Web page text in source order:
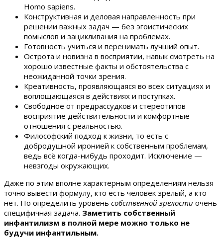
Homo sapiens.
Конструктивная и деловая направленность при
решении важных задач — без эгоистических
помыслов и зацикливания на проблемах.
Готовность учиться и перенимать лучший опыт.
Острота и новизна в восприятии, навык смотреть на
хорошо известные факты и обстоятельства с
неожиданной точки зрения.
Креативность, проявляющаяся во всех ситуациях и
воплощающаяся в действиях и поступках.
Свободное от предрассудков и стереотипов
восприятие действительности и комфортные
отношения с реальностью.
Философский подход к жизни, то есть с
добродушной иронией к собственным проблемам,
ведь всё когда-нибудь проходит. Исключение —
невзгоды окружающих.
Даже по этим вполне характерным определениям нельзя
точно вывести формулу, кто есть человек зрелый, а кто
нет. Но определить уровень собственной зрелости очень
специфичная задача. Заметить собственный
инфантилизм в полной мере можно только не
будучи инфантильным.